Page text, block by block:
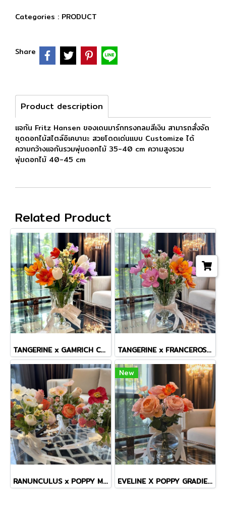
Categories : PRODUCT
Share
Product description
แจกัน Fritz Hansen ของเดนมาร์กทรงกลมสีเงิน สามารถสั่งจัด
ชุดดอกไม้สไตล์อิเคบานะ สวยโดดเด่นเเบบ Customize ได้
ความกว้างแจกันรวมพุ่มดอกไม้ 35-40 cm ความสูงรวม
พุ่มดอกไม้ 40-45 cm
Related Product
TANGERINE x GAMRICH COSMOS TINY MASTERPIECE VASE TANGERINE x FRANCEROSE COSMOS TINY MASTERPIECE VASE
RANUNCULUS x POPPY MINI VASE
New
EVELINE X POPPY GRADIENT VASE